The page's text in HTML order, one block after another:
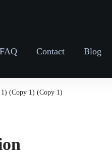
FAQ Contact Blog
(Copy 1) (Copy 1)